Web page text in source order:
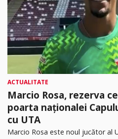
ACTUALITATE
Marcio Rosa, rezerva
poarta naționalei
cu UTA
Marcio Rosa este noul jucător al